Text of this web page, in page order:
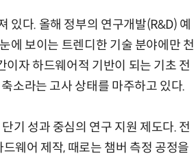
있다. 올해 정부의 연구개발(R&D) 예
에 보이는 트렌디한 기술 분야에만 천
자 하드웨어적 기반이 되는 기초 전
소라는 고사 상태를 마주하고 있다.
기 성과 중심의 연구 지원 제도다. 전
웨어 제작, 때로는 챔버 측정 공정을